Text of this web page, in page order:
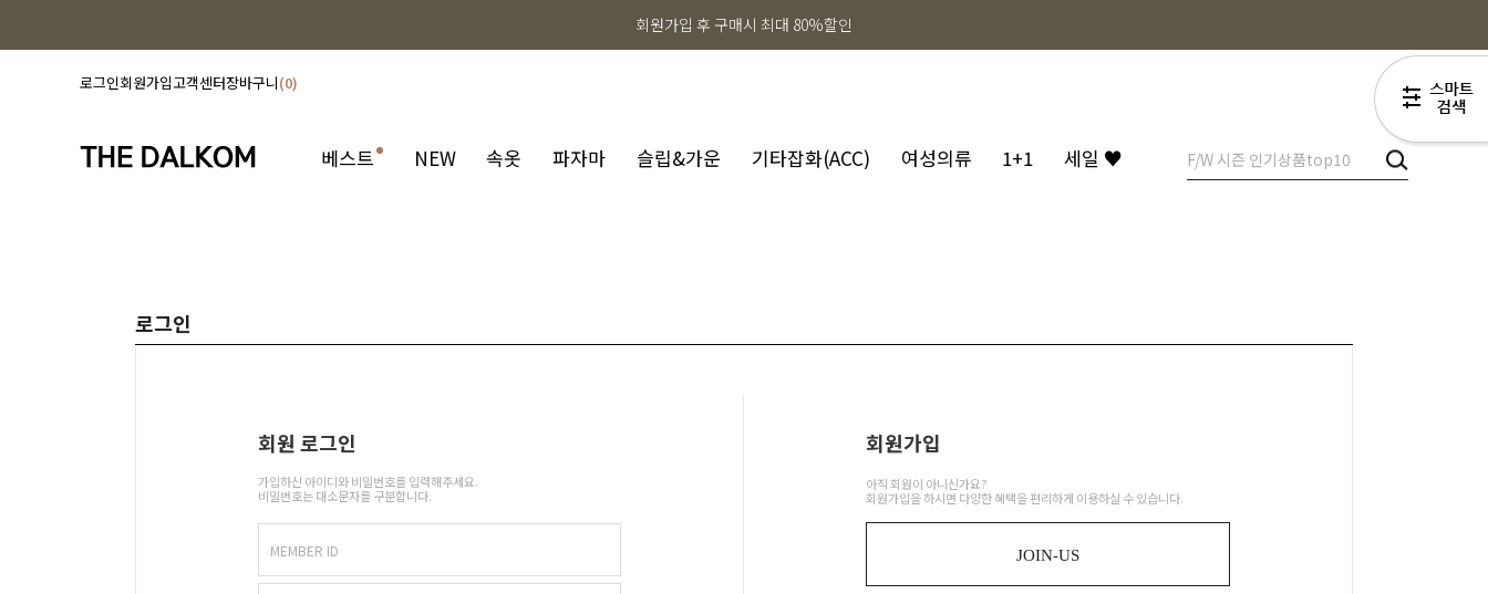
회원가입 후 구매시 최대 80%할인
로그인회원가입고객센터장바구니 0
베스트 NEW 속옷 파자마 슬립&가운 기타잡화(ACC) 여성의류 1+1 세일 ♥
로그인
회원 로그인
가입하신 아이디와 비밀번호를 입력해주세요.
비밀번호는 대소문자를 구분합니다.
MEMBER ID
회원가입
아직 회원이 아니신가요?
회원가입을 하시면 다양한 혜택을 편리하게 이용하실 수 있습니다.
JOIN-US